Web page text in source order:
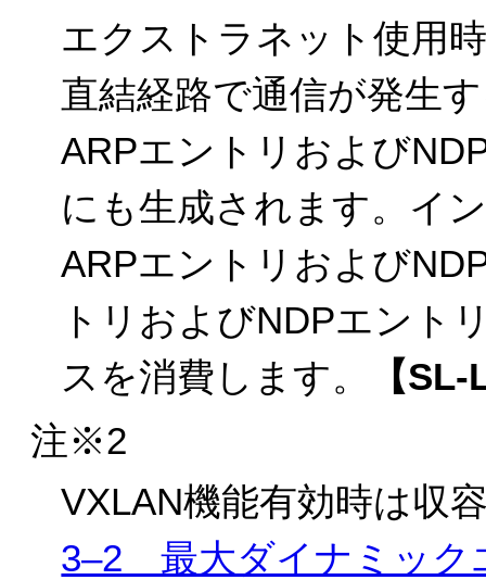
エクストラネット使用
直結経路で通信が発生
ARPエントリおよび
にも生成されます。イ
ARPエントリおよび
トリおよびNDPエント
スを消費します。
【
注※2
VXLAN機能有効時は収
3‒2 最大ダイナミック